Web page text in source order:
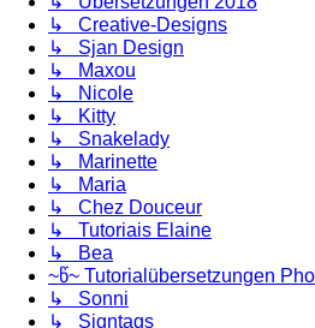
↳ Creative-Designs
↳ Sjan Design
↳ Maxou
↳ Nicole
↳ Kitty
↳ Snakelady
↳ Marinette
↳ Maria
↳ Chez Douceur
↳ Tutoriais Elaine
↳ Bea
~წ~ Tutorialübersetzungen
↳ Sonni
↳ Signtags